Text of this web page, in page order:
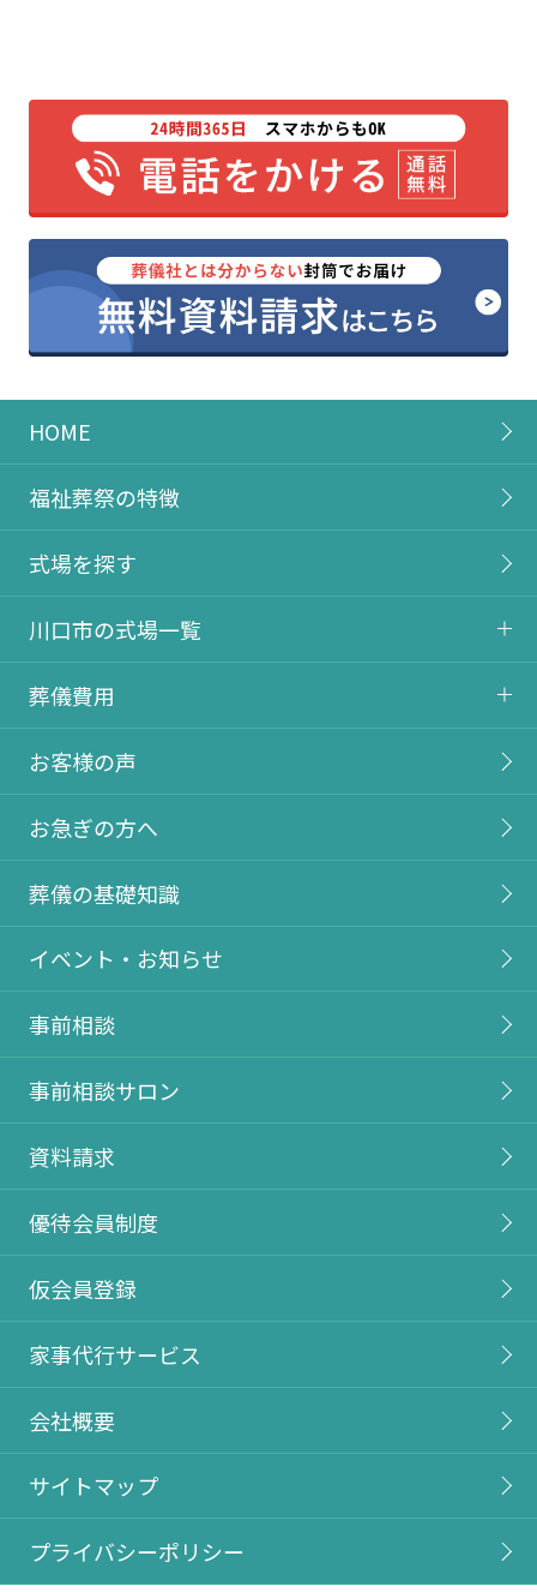
HOME
福祉葬祭の特徴
式場を探す
川口市の式場一覧
葬儀費用
お客様の声
お急ぎの方へ
葬儀の基礎知識
イベント・お知らせ
事前相談
事前相談サロン
資料請求
優待会員制度
仮会員登録
家事代行サービス
会社概要
サイトマップ
プライバシーポリシー